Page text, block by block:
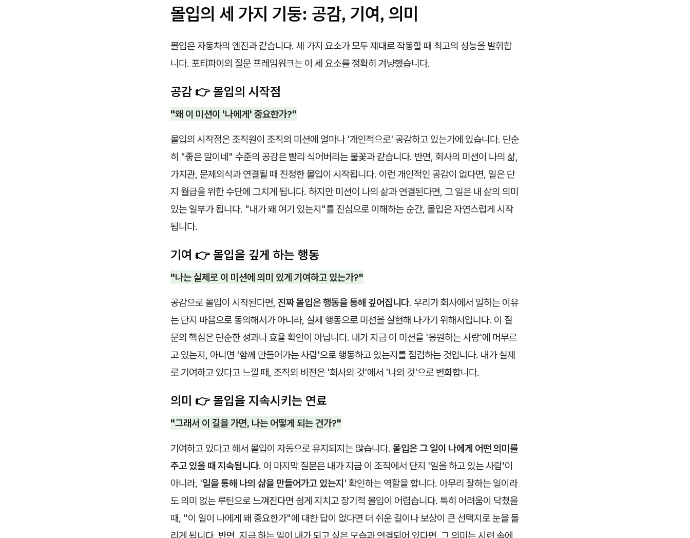
몰입의 세 가지 기둥: 공감, 기여, 의미
몰입은 자동차의 엔진과 같습니다. 세 가지 요소가 모두 제대로 작동할 때 최고의 성능을 발휘합
니다. 포티파이의 질문 프레임워크는 이 세 요소를 정확히 겨냥했습니다.
공감 👉 몰입의 시작점
"왜 이 미션이 '나에게' 중요한가?"
몰입의 시작점은 조직원이 조직의 미션에 얼마나 '개인적으로' 공감하고 있는가에 있습니다. 단순
히 "좋은 말이네" 수준의 공감은 빨리 식어버리는 불꽃과 같습니다. 반면, 회사의 미션이 나의 삶,
가치관, 문제의식과 연결될 때 진정한 몰입이 시작됩니다. 이런 개인적인 공감이 없다면, 일은 단
지 월급을 위한 수단에 그치게 됩니다. 하지만 미션이 나의 삶과 연결된다면, 그 일은 내 삶의 의미
있는 일부가 됩니다. "내가 왜 여기 있는지"를 진심으로 이해하는 순간, 몰입은 자연스럽게 시작
됩니다.
기여 👉 몰입을 깊게 하는 행동
"나는 실제로 이 미션에 의미 있게 기여하고 있는가?"
공감으로 몰입이 시작된다면, 진짜 몰입은 행동을 통해 깊어집니다. 우리가 회사에서 일하는 이유
는 단지 마음으로 동의해서가 아니라, 실제 행동으로 미션을 실현해 나가기 위해서입니다. 이 질
문의 핵심은 단순한 성과나 효율 확인이 아닙니다. 내가 지금 이 미션을 '응원하는 사람'에 머무르
고 있는지, 아니면 '함께 만들어가는 사람'으로 행동하고 있는지를 점검하는 것입니다. 내가 실제
로 기여하고 있다고 느낄 때, 조직의 비전은 '회사의 것'에서 '나의 것'으로 변화합니다.
의미 👉 몰입을 지속시키는 연료
"그래서 이 길을 가면, 나는 어떻게 되는 건가?"
기여하고 있다고 해서 몰입이 자동으로 유지되지는 않습니다. 몰입은 그 일이 나에게 어떤 의미를
주고 있을 때 지속됩니다. 이 마지막 질문은 내가 지금 이 조직에서 단지 '일을 하고 있는 사람'이
아니라, '일을 통해 나의 삶을 만들어가고 있는지' 확인하는 역할을 합니다. 아무리 잘하는 일이라
도 의미 없는 루틴으로 느껴진다면 쉽게 지치고 장기적 몰입이 어렵습니다. 특히 어려움이 닥쳤을
때, "이 일이 나에게 왜 중요한가"에 대한 답이 없다면 더 쉬운 길이나 보상이 큰 선택지로 눈을 돌